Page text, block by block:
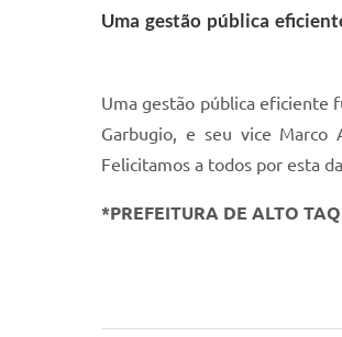
Uma gestão pública
Uma gestão pública eficiente
Garbugio, e seu vice Marco
Felicitamos a todos por esta
*PREFEITURA DE ALTO